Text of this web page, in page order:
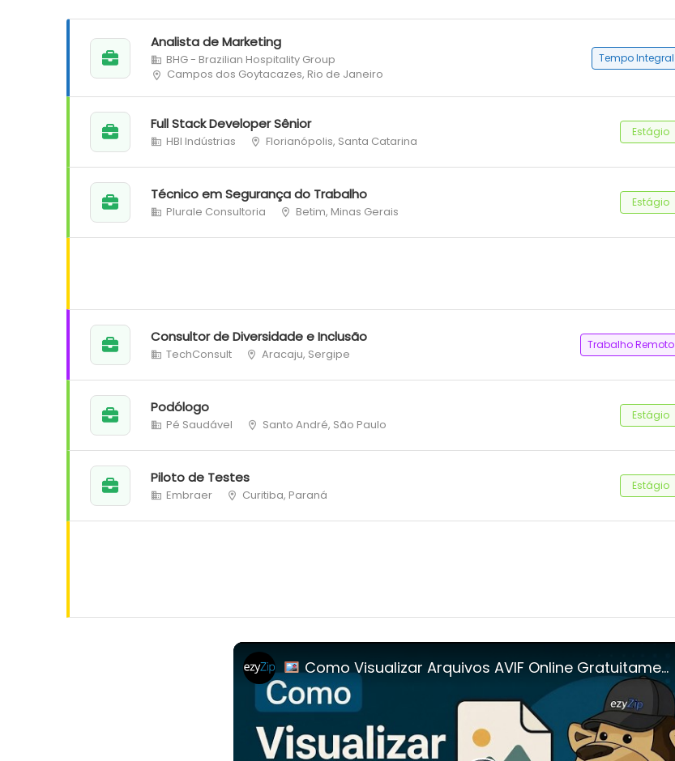
Analista de Marketing
BHG - Brazilian Hospitality Group
Campos dos Goytacazes, Rio de Janeiro
Tempo Integral
Full Stack Developer Sênior
HBI Indústrias Florianópolis, Santa Catarina
Estágio
Técnico em Segurança do Trabalho
Plurale Consultoria Betim, Minas Gerais
Estágio
Consultor de Diversidade e Inclusão
TechConsult Aracaju, Sergipe
Trabalho Remoto
Podólogo
Pé Saudável Santo André, São Paulo
Estágio
Piloto de Testes
Embraer Curitiba, Paraná
Estágio
Como Visualizar Arquivos AVIF Online Gratuitamente | SEM Necessidade De Instalar Nenhum Software